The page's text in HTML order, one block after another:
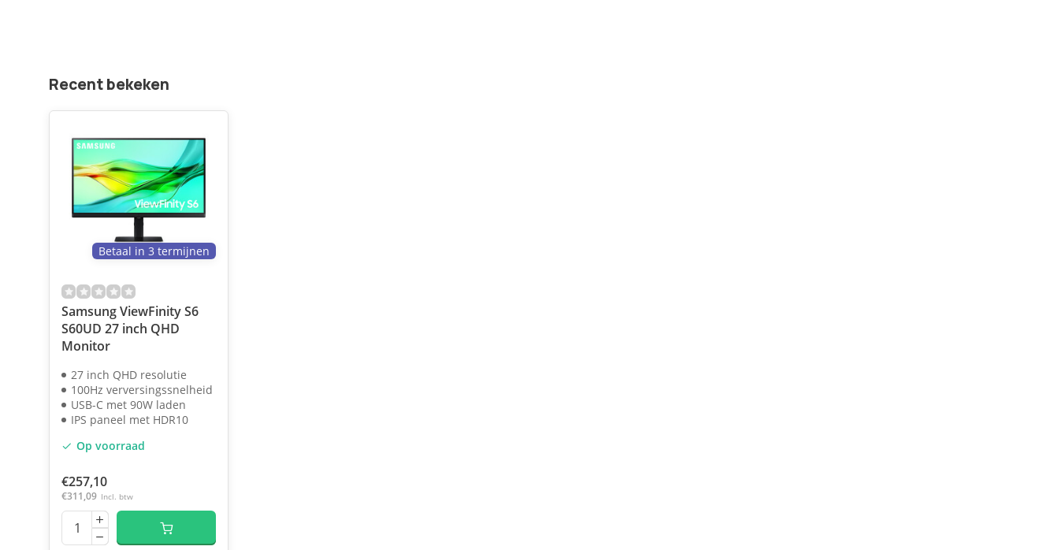
Recent bekeken
Betaal in 3 termijnen
Samsung ViewFinity S6
S60UD 27 inch QHD
Monitor
27 inch QHD resolutie
100Hz verversingssnelheid
USB-C met 90W laden
IPS paneel met HDR10
Op voorraad
€257,10
€311,09 Incl. btw